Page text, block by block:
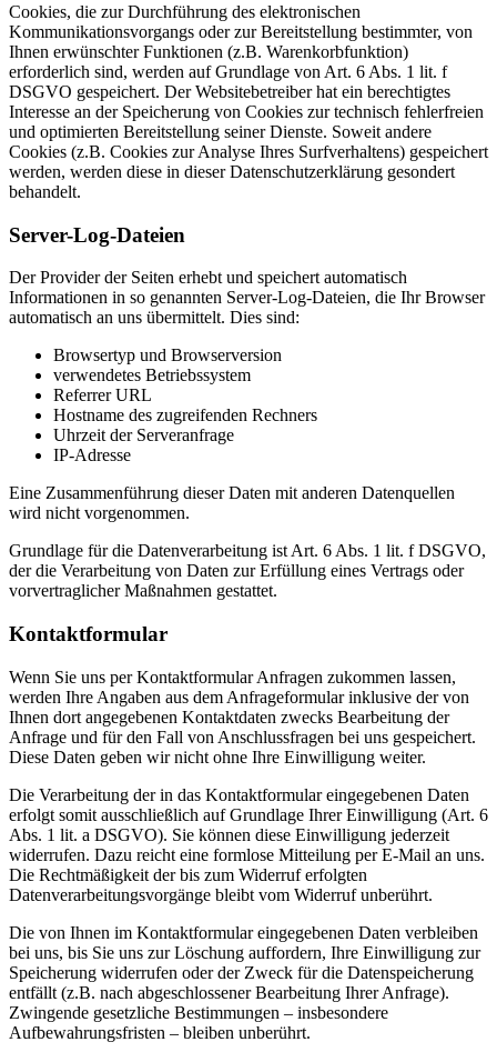
Cookies, die zur Durchführung des elektronischen
Kommunikationsvorgangs oder zur Bereitstellung bestimmter, von
Ihnen erwünschter Funktionen (z.B. Warenkorbfunktion)
erforderlich sind, werden auf Grundlage von Art. 6 Abs. 1 lit. f
DSGVO gespeichert. Der Websitebetreiber hat ein berechtigtes
Interesse an der Speicherung von Cookies zur technisch fehlerfreien
und optimierten Bereitstellung seiner Dienste. Soweit andere
Cookies (z.B. Cookies zur Analyse Ihres Surfverhaltens) gespeichert
werden, werden diese in dieser Datenschutzerklärung gesondert
behandelt.
Server-Log-Dateien
Der Provider der Seiten erhebt und speichert automatisch
Informationen in so genannten Server-Log-Dateien, die Ihr Browser
automatisch an uns übermittelt. Dies sind:
Browsertyp und Browserversion
verwendetes Betriebssystem
Referrer URL
Hostname des zugreifenden Rechners
Uhrzeit der Serveranfrage
IP-Adresse
Eine Zusammenführung dieser Daten mit anderen Datenquellen
wird nicht vorgenommen.
Grundlage für die Datenverarbeitung ist Art. 6 Abs. 1 lit. f DSGVO,
der die Verarbeitung von Daten zur Erfüllung eines Vertrags oder
vorvertraglicher Maßnahmen gestattet.
Kontaktformular
Wenn Sie uns per Kontaktformular Anfragen zukommen lassen,
werden Ihre Angaben aus dem Anfrageformular inklusive der von
Ihnen dort angegebenen Kontaktdaten zwecks Bearbeitung der
Anfrage und für den Fall von Anschlussfragen bei uns gespeichert.
Diese Daten geben wir nicht ohne Ihre Einwilligung weiter.
Die Verarbeitung der in das Kontaktformular eingegebenen Daten
erfolgt somit ausschließlich auf Grundlage Ihrer Einwilligung (Art. 6
Abs. 1 lit. a DSGVO). Sie können diese Einwilligung jederzeit
widerrufen. Dazu reicht eine formlose Mitteilung per E-Mail an uns.
Die Rechtmäßigkeit der bis zum Widerruf erfolgten
Datenverarbeitungsvorgänge bleibt vom Widerruf unberührt.
Die von Ihnen im Kontaktformular eingegebenen Daten verbleiben
bei uns, bis Sie uns zur Löschung auffordern, Ihre Einwilligung zur
Speicherung widerrufen oder der Zweck für die Datenspeicherung
entfällt (z.B. nach abgeschlossener Bearbeitung Ihrer Anfrage).
Zwingende gesetzliche Bestimmungen – insbesondere
Aufbewahrungsfristen – bleiben unberührt.